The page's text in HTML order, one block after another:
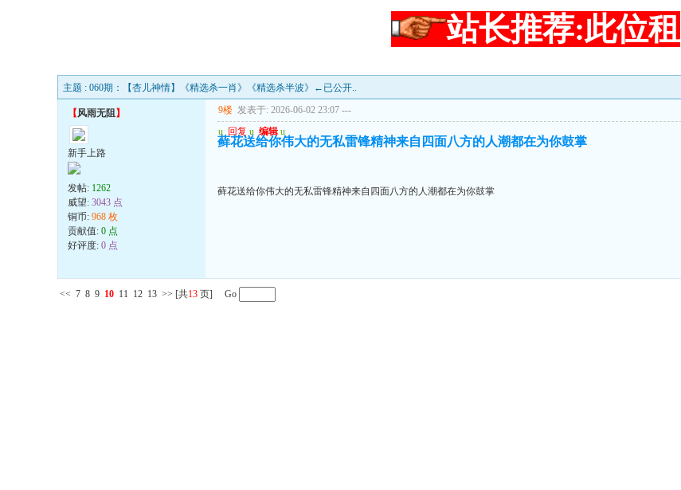
站长推荐:此位租
主题 : 060期：【杏儿神情】《精选杀一肖》《精选杀半波》←已公开..
【风雨无阻】
新手上路
发帖: 1262
威望: 3043 点
铜币: 968 枚
贡献值: 0 点
好评度: 0 点
9楼 发表于: 2026-06-02 23:07 ---
u 回复 u 编辑 u
藓花送给你伟大的无私雷锋精神来自四面八方的人潮都在为你鼓掌
藓花送给你伟大的无私雷锋精神来自四面八方的人潮都在为你鼓掌
<< 7 8 9 10 11 12 13 >> [共13 页] Go